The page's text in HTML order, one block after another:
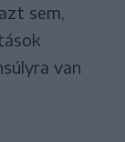
sem,
van